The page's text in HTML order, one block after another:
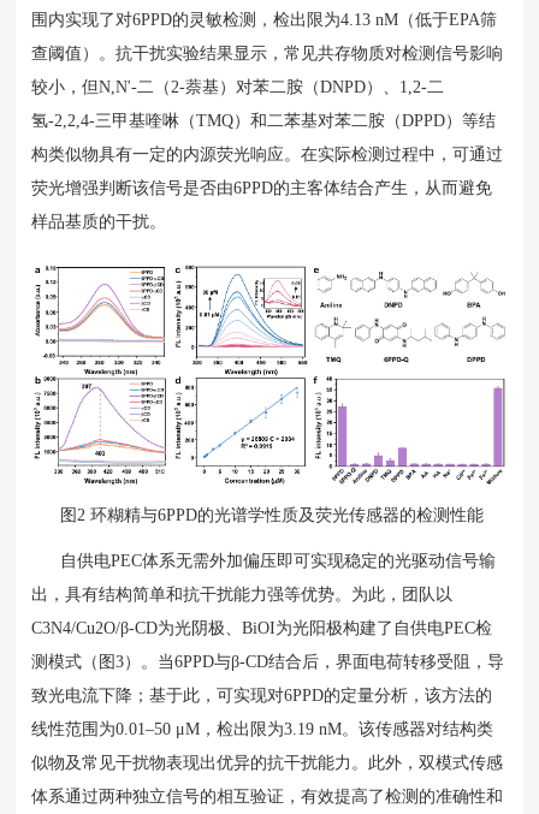
围内实现了对6PPD的灵敏检测，检出限为4.13 nM（低于EPA筛
查阈值）。抗干扰实验结果显示，常见共存物质对检测信号影响
较小，但N,N'-二（2-萘基）对苯二胺（DNPD）、1,2-二
氢-2,2,4-三甲基喹啉（TMQ）和二苯基对苯二胺（DPPD）等结
构类似物具有一定的内源荧光响应。在实际检测过程中，可通过
荧光增强判断该信号是否由6PPD的主客体结合产生，从而避免
样品基质的干扰。
图2 环糊精与6PPD的光谱学性质及荧光传感器的检测性能
自供电PEC体系无需外加偏压即可实现稳定的光驱动信号输
出，具有结构简单和抗干扰能力强等优势。为此，团队以
C3N4/Cu2O/β-CD为光阴极、BiOI为光阳极构建了自供电PEC检
测模式（图3）。当6PPD与β-CD结合后，界面电荷转移受阻，导
致光电流下降；基于此，可实现对6PPD的定量分析，该方法的
线性范围为0.01–50 μM，检出限为3.19 nM。该传感器对结构类
似物及常见干扰物表现出优异的抗干扰能力。此外，双模式传感
体系通过两种独立信号的相互验证，有效提高了检测的准确性和